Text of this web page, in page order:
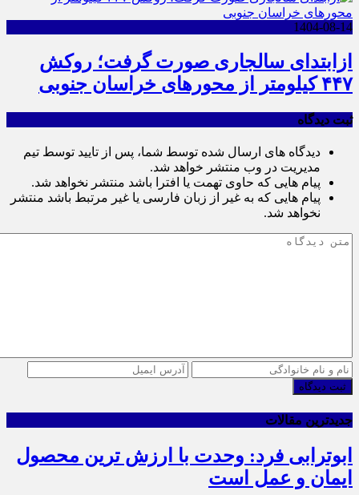
1404-08-14
ازابتدای سالجاری صورت گرفت؛ روکش
۴۴۷ کیلومتر از محورهای خراسان جنوبی
ثبت دیدگاه
دیدگاه های ارسال شده توسط شما، پس از تایید توسط تیم
مدیریت در وب منتشر خواهد شد.
پیام هایی که حاوی تهمت یا افترا باشد منتشر نخواهد شد.
پیام هایی که به غیر از زبان فارسی یا غیر مرتبط باشد منتشر
نخواهد شد.
ثبت دیدگاه
جدیدترین مقالات
ابوترابی فرد: وحدت با ارزش ترین محصول
ایمان و عمل است